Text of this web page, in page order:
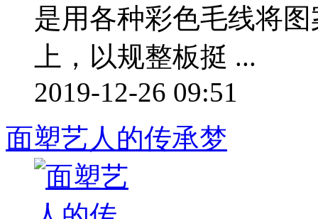
是用各种彩色毛线将
上，以规整板挺 ...
2019-12-26 09:51
面塑艺人的传承梦